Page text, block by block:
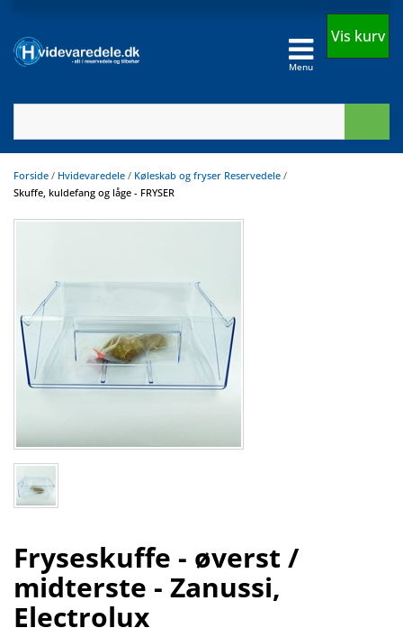
Menu
Vis kurv
Forside / Hvidevaredele / Køleskab og fryser Reservedele /
Skuffe, kuldefang og låge - FRYSER
Fryseskuffe - øverst /
midterste - Zanussi,
Electrolux